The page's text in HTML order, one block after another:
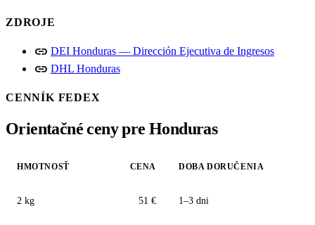
ZDROJE
link DEI Honduras — Dirección Ejecutiva de Ingresos
link DHL Honduras
CENNÍK FEDEX
Orientačné ceny pre Honduras
HMOTNOSŤ CENA DOBA DORUČENIA
2 kg 51 € 1–3 dni